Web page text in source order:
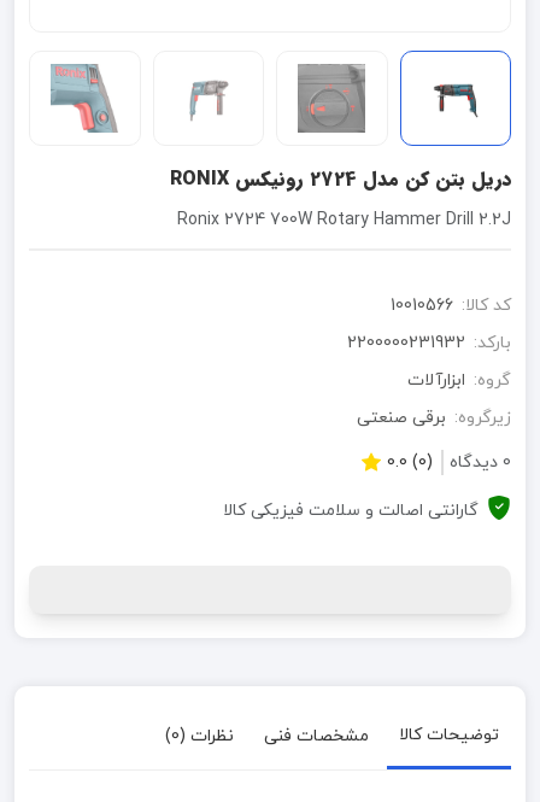
دریل بتن کن مدل 2724 رونیکس RONIX
Ronix 2724 700W Rotary Hammer Drill 2.2J
کد کالا: 10010566
بارکد: 2200000231932
گروه: ابزارآلات
زیرگروه: برقی صنعتی
0 دیدگاه
(0) 0.0
گارانتی اصالت و سلامت فیزیکی کالا
توضیحات کالا مشخصات فنی نظرات (0)